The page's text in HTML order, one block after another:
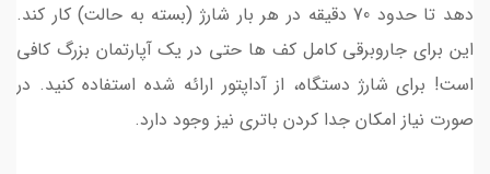
دهد تا حدود 70 دقیقه در هر بار شارژ (بسته به حالت) کار کند.
این برای جاروبرقی کامل کف ها حتی در یک آپارتمان بزرگ کافی
است! برای شارژ دستگاه، از آداپتور ارائه شده استفاده کنید. در
صورت نیاز امکان جدا کردن باتری نیز وجود دارد.